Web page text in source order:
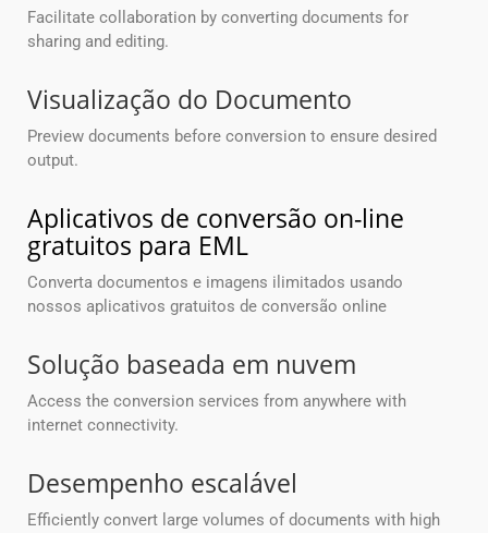
Facilitate collaboration by converting documents for
sharing and editing.
Visualização do Documento
Preview documents before conversion to ensure desired
output.
Aplicativos de conversão on-line
gratuitos para EML
Converta documentos e imagens ilimitados usando
nossos aplicativos gratuitos de conversão online
Solução baseada em nuvem
Access the conversion services from anywhere with
internet connectivity.
Desempenho escalável
Efficiently convert large volumes of documents with high